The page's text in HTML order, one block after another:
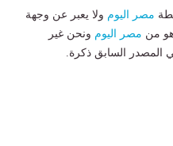
مصر اليوم ولا يعبر عن وجهة
هو من مصر اليوم ونحن غير
المصدر السابق ذكرة.